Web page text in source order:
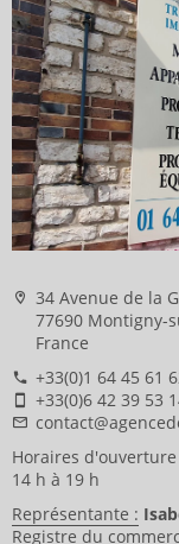
34 Avenue de la
77690 Montigny-
France
+33(0)1 64 45 61
+33(0)6 42 39 53
Horaires
14 h à 19 h
Représentante :
Registre du